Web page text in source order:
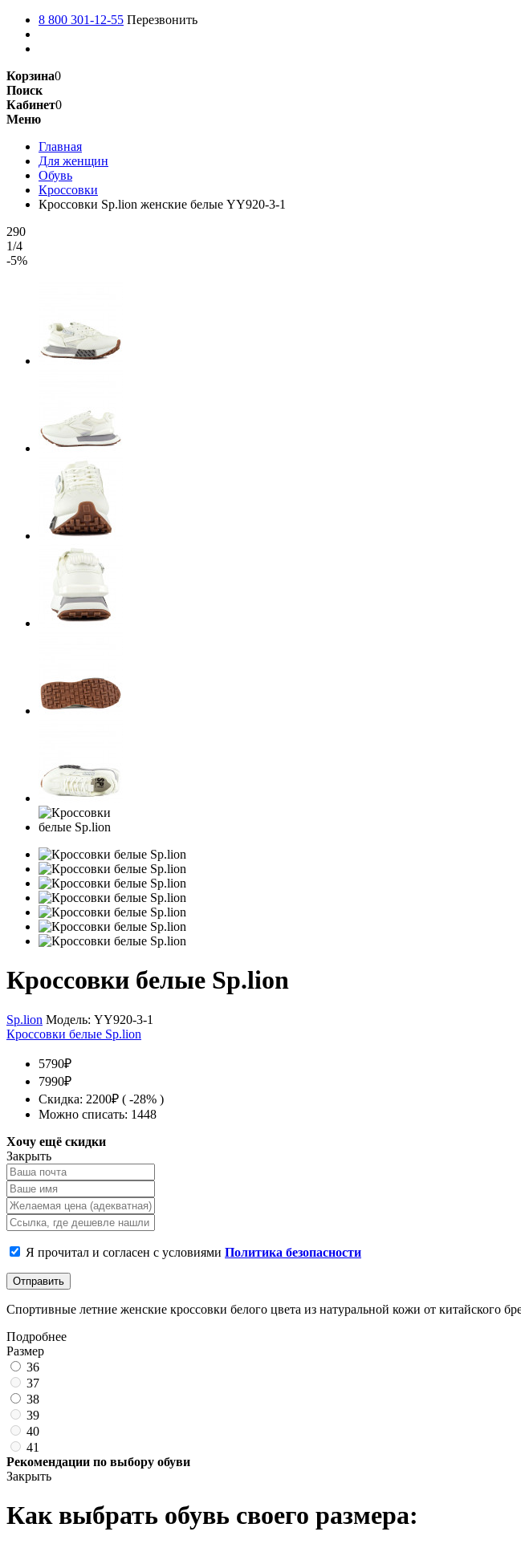
8 800 301-12-55 Перезвонить
Корзина0
Поиск
Кабинет0
Меню
Главная
Для женщин
Обувь
Кроссовки
Кроссовки Sp.lion женские белые YY920-3-1
290
1/4
-5%
Кроссовки белые Sp.lion
Sp.lion Модель: YY920-3-1
Кроссовки белые Sp.lion
5790₽
7990₽
Скидка: 2200₽ ( -28% )
Можно списать: 1448
Хочу ещё скидки
Закрыть
Я прочитал и согласен с условиями Политика безопасности
Отправить
Спортивные летние женские кроссовки белого цвета из натуральной кожи от китайского
Подробнее
Размер
36
37
38
39
40
41
Рекомендации по выбору обуви
Закрыть
Как выбрать обувь своего размера: